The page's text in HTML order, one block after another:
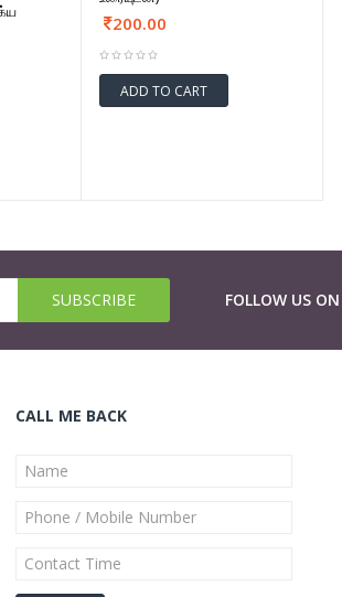
200.00
ADD TO CART
FOLLOW US ON
CALL ME BACK